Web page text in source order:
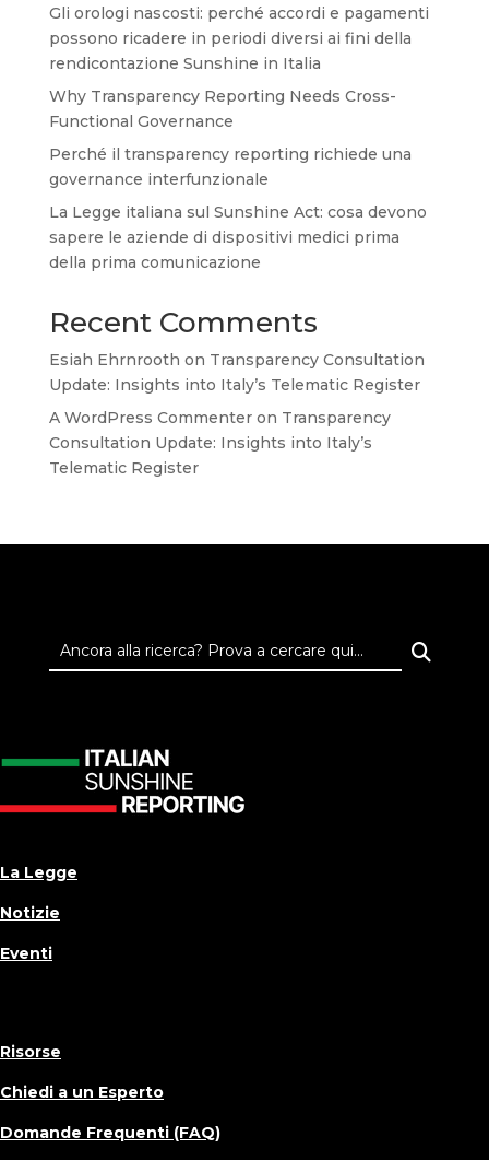
Gli orologi nascosti: perché accordi e pagamenti
possono ricadere in periodi diversi ai fini della
rendicontazione Sunshine in Italia
Why Transparency Reporting Needs Cross-
Functional Governance
Perché il transparency reporting richiede una
governance interfunzionale
La Legge italiana sul Sunshine Act: cosa devono
sapere le aziende di dispositivi medici prima
della prima comunicazione
Recent Comments
Esiah Ehrnrooth on Transparency Consultation
Update: Insights into Italy’s Telematic Register
A WordPress Commenteron Transparency
Consultation Update: Insights into Italy’s
Telematic Register
La Legge
Notizie
Eventi
Risorse
Chiedi a un Esperto
Domande Frequenti (FAQ)